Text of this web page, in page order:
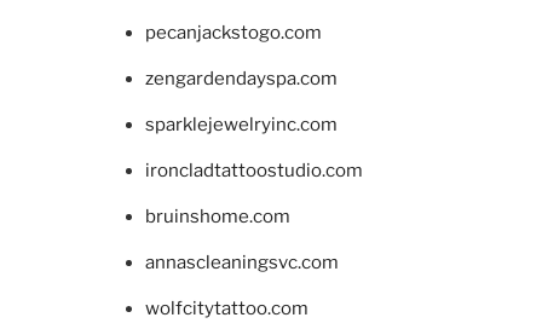
pecanjackstogo.com
zengardendayspa.com
sparklejewelryinc.com
ironcladtattoostudio.com
bruinshome.com
annascleaningsvc.com
wolfcitytattoo.com